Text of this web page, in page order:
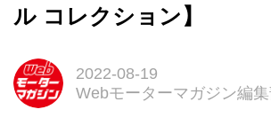
ル コレクション】
2022-08-19
Webモーターマガジン編